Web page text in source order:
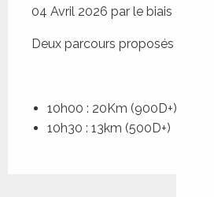
04 Avril 2026 par le biais du Trail.
Deux parcours proposés :
10h00 : 20Km (900D+)
10h30 : 13km (500D+)